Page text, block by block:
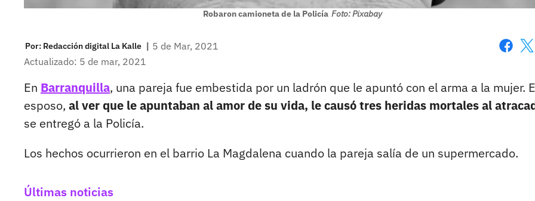
Robaron camioneta de la Policía Foto: Pixabay
Por: Redacción digital La Kalle | 5 de Mar, 2021
Actualizado: 5 de mar, 2021
En Barranquilla, una pareja fue embestida por un ladrón que le apuntó con el arma a la mujer.
esposo, al ver que le apuntaban al amor de su vida, le causó tres heridas mortales al
se entregó a la Policía.
Los hechos ocurrieron en el barrio La Magdalena cuando la pareja salía de un supermercado.
Últimas noticias